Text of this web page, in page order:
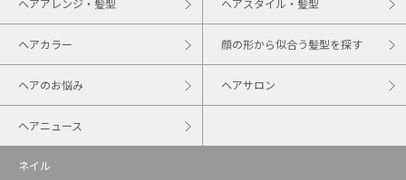
ヘアアレンジ・髪型 ヘアスタイル・髪型
ヘアカラー 顔の形から似合う髪型を探す
ヘアのお悩み ヘアサロン
ヘアニュース
ネイル